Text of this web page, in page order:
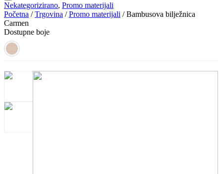
Nekategorizirano, Promo materijali
Početna /Trgovina /Promo materijali / Bambusova bilježnica
Carmen
Dostupne boje